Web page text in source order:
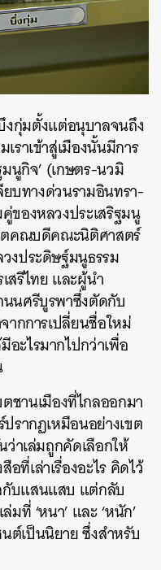
งกุ่มตั้งแต่อนุบาลจนถึง
ราเข้าสู่เมืองนั้นมีการ
นูกิจ’ (เกษตร-นวมิ
ยบทางด่วนรามอินทรา-
ของหลวงประเสริฐมนู
ตคณบดีคณะนิติศาสตร์
งประดิษฐ์มนูธรรม
สรีไทย และผู้นำ
นศรีบูรพาซึ่งตัดกับ
ากการเปลี่ยนชื่อใหม่
ะไรมากไปกว่าเพื่อ
ชานเมืองที่ไกลออกมา
รากฏเหมือนอย่างเขต
ว่าเล่มถูกคัดเลือกให้
ที่เล่าเรื่องอะไร คิดไว้
กับแสนแสบ แต่กลับ
มที่ ‘หนา’ และ ‘หนัก’
ต์เป็นนิยาย ซึ่งสำหรับ